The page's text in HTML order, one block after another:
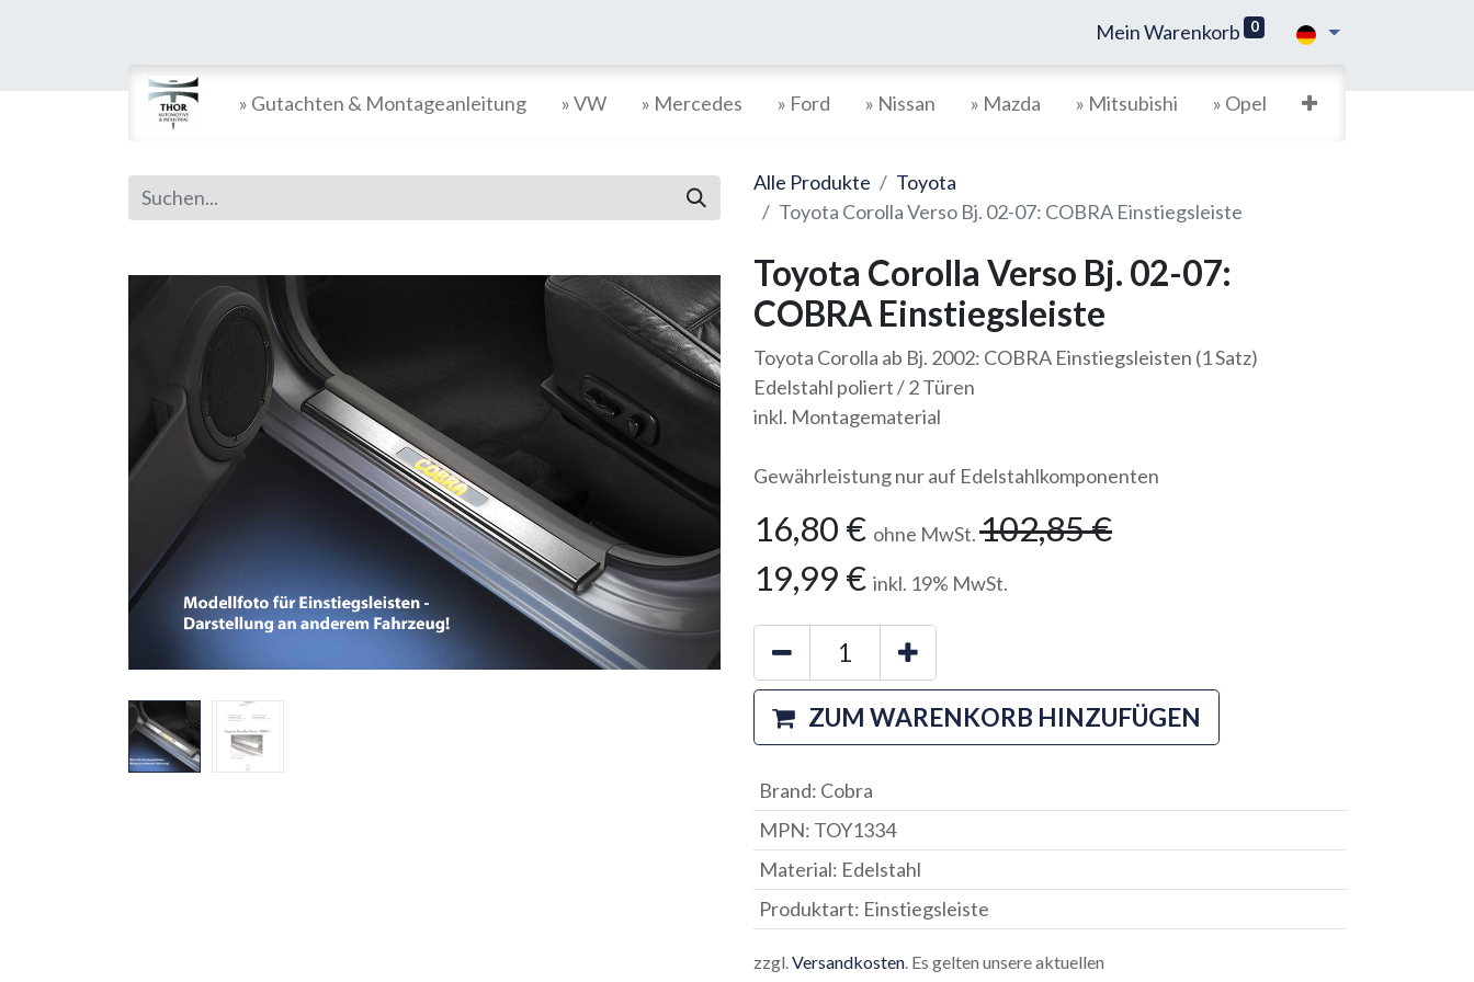
Mein Warenkorb 0
» Gutachten & Montageanleitung » VW » Mercedes » Ford » Nissan » Mazda » Mitsubishi » Opel
Alle Produkte
Toyota
Toyota Corolla Verso Bj. 02-07: COBRA Einstiegsleiste
Toyota Corolla Verso Bj. 02-07:
COBRA Einstiegsleiste
Toyota Corolla ab Bj. 2002: COBRA Einstiegsleisten (1 Satz)
Edelstahl poliert / 2 Türen
inkl. Montagematerial
Gewährleistung nur auf Edelstahlkomponenten
16,80 € ohne MwSt.102,85€
19,99 € inkl. 19% MwSt.
ZUM WARENKORB HINZUFÜGEN
Brand: Cobra
MPN: TOY1334
Material: Edelstahl
Produktart: Einstiegsleiste
zzgl.Versandkosten. Es gelten unsere aktuellen